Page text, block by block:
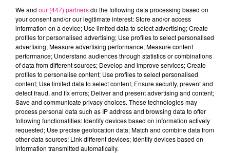
Rue du Stade à Contrisson, le dimanche 14
décembre de 10h30 à 18h.
Fabienne Zaepffel : présidente des p'tites mains à
Contrisson.
Crédit :D!RECT FM
FIL ACTUS
5 août 2026
We and our (447) partnersdo the following data processing based on
your consent and/or our legitimate interest: Store and/or access
information on a device; Use limited data to select advertising; Create
profiles for personalised advertising; Use profiles to select personalised
advertising; Measure advertising performance; Measure content
performance; Understand audiences through statistics or combinations
of data from different sources; Develop and improve services; Create
profiles to personalise content; Use profiles to select personalised
content; Use limited data to select content; Ensure security, prevent and
detect fraud, and fix errors; Deliver and present advertising and content;
Save and communicate privacy choices. These technologies may
process personal data such as IP address and browsing data to offer
following functionalities: Identify devices based on information actively
requested; Use precise geolocation data; Match and combine data from
other data sources; Link different devices; Identify devices based on
information transmitted automatically.